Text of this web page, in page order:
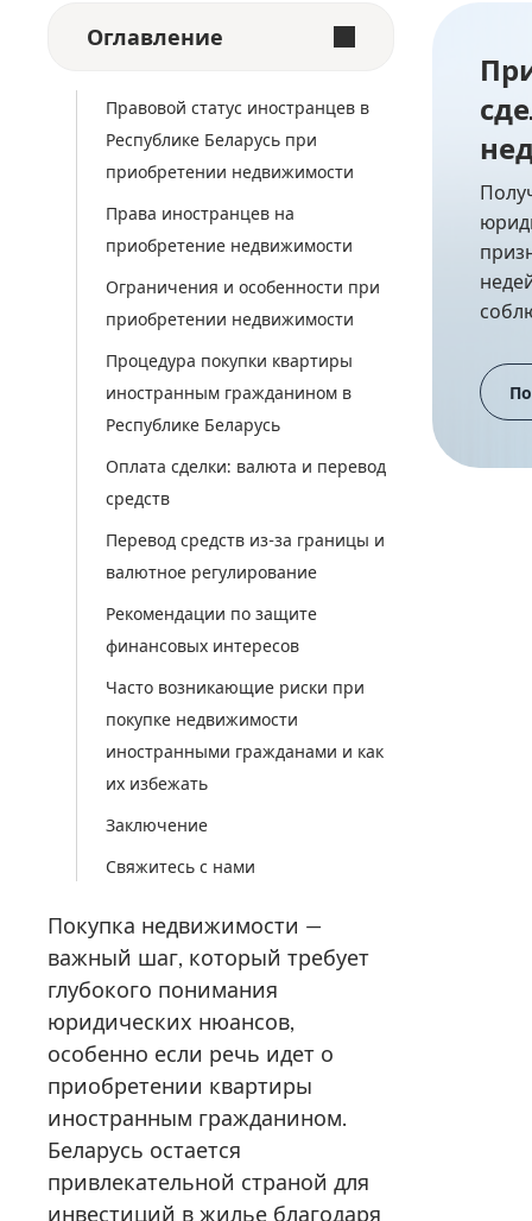
Оглавление
Правовой статус иностранцев в
Республике Беларусь при
приобретении недвижимости
Права иностранцев на
приобретение недвижимости
Ограничения и особенности при
приобретении недвижимости
Процедура покупки квартиры
иностранным гражданином в
Республике Беларусь
Оплата сделки: валюта и перевод
средств
Перевод средств из-за границы и
валютное регулирование
Рекомендации по защите
финансовых интересов
Часто возникающие риски при
покупке недвижимости
иностранными гражданами и как
их избежать
Заключение
Свяжитесь с нами
Покупка недвижимости —
важный шаг, который требует
глубокого понимания
юридических нюансов,
особенно если речь идет о
приобретении квартиры
иностранным гражданином.
Беларусь остается
привлекательной страной для
инвестиций в жилье благодаря